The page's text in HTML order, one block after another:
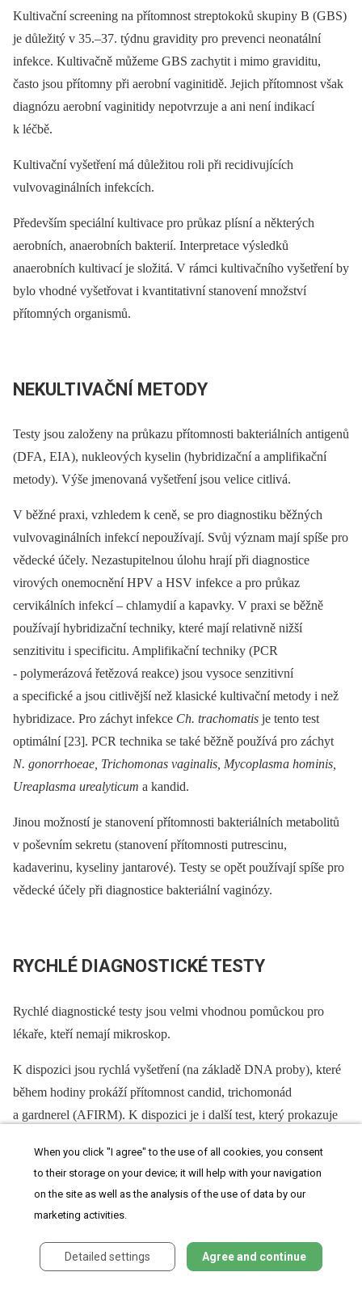
Kultivační screening na přítomnost streptokoků skupiny B (GBS)
je důležitý v 35.–37. týdnu gravidity pro prevenci neonatální
infekce. Kultivačně můžeme GBS zachytit i mimo graviditu,
často jsou přítomny při aerobní vaginitidě. Jejich přítomnost však
diagnózu aerobní vaginitidy nepotvrzuje a ani není indikací
k léčbě.
Kultivační vyšetření má důležitou roli při recidivujících
vulvovaginálních infekcích.
Především speciální kultivace pro průkaz plísní a některých
aerobních, anaerobních bakterií. Interpretace výsledků
anaerobních kultivací je složitá. V rámci kultivačního vyšetření by
bylo vhodné vyšetřovat i kvantitativní stanovení množství
přítomných organismů.
NEKULTIVAČNÍ METODY
Testy jsou založeny na průkazu přítomnosti bakteriálních antigenů
(DFA, EIA), nukleových kyselin (hybridizační a amplifikační
metody). Výše jmenovaná vyšetření jsou velice citlivá.
V běžné praxi, vzhledem k ceně, se pro diagnostiku běžných
vulvovaginálních infekcí nepoužívají. Svůj význam mají spíše pro
vědecké účely. Nezastupitelnou úlohu hrají při diagnostice
virových onemocnění HPV a HSV infekce a pro průkaz
cervikálních infekcí –⁠ chlamydií a kapavky. V praxi se běžně
používají hybridizační techniky, které mají relativně nižší
senzitivitu i specificitu. Amplifikační techniky (PCR
-⁠ polymerázová řetězová reakce) jsou vysoce senzitivní
a specifické a jsou citlivější než klasické kultivační metody i než
hybridizace. Pro záchyt infekce Ch. trachomatis je tento test
optimální [23]. PCR technika se také běžně používá pro záchyt
N. gonorrhoeae, Trichomonas vaginalis, Mycoplasma hominis,
Ureaplasma urealyticum a kandid.
Jinou možností je stanovení přítomnosti bakteriálních metabolitů
v poševním sekretu (stanovení přítomnosti putrescinu,
kadaverinu, kyseliny jantarové). Testy se opět používají spíše pro
vědecké účely při diagnostice bakteriální vaginózy.
RYCHLÉ DIAGNOSTICKÉ TESTY
Rychlé diagnostické testy jsou velmi vhodnou pomůckou pro
lékaře, kteří nemají mikroskop.
K dispozici jsou rychlá vyšetření (na základě DNA proby), které
během hodiny prokáží přítomnost candid, trichomonád
a gardnerel (AFIRM). K dispozici je i další test, který prokazuje
detekci prolinaminopeptidázy (PipActivity Test Card) [3].
When you click "I agree" to the use of all cookies, you consent
to their storage on your device; it will help with your navigation
on the site as well as the analysis of the use of data by our
marketing activities.
Detailed settings Agree and continue